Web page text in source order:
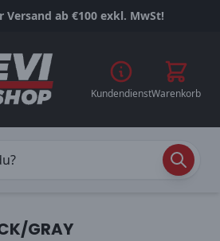
Versand ab €100 exkl. MwSt!
KundendienstWarenkorb
GRAY